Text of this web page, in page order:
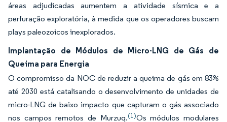
áreas adjudicadas aumentem a atividade sísmica e a
perfuração exploratória, à medida que os operadores buscam
plays paleozoicos inexplorados.
Implantação de Módulos de Micro-LNG de Gás de
Queima para Energia
O compromisso da NOC de reduzir a queima de gás em 83%
até 2030 está catalisando o desenvolvimento de unidades de
micro-LNG de baixo impacto que capturam o gás associado
nos campos remotos de Murzuq.(1)Os módulos modulares